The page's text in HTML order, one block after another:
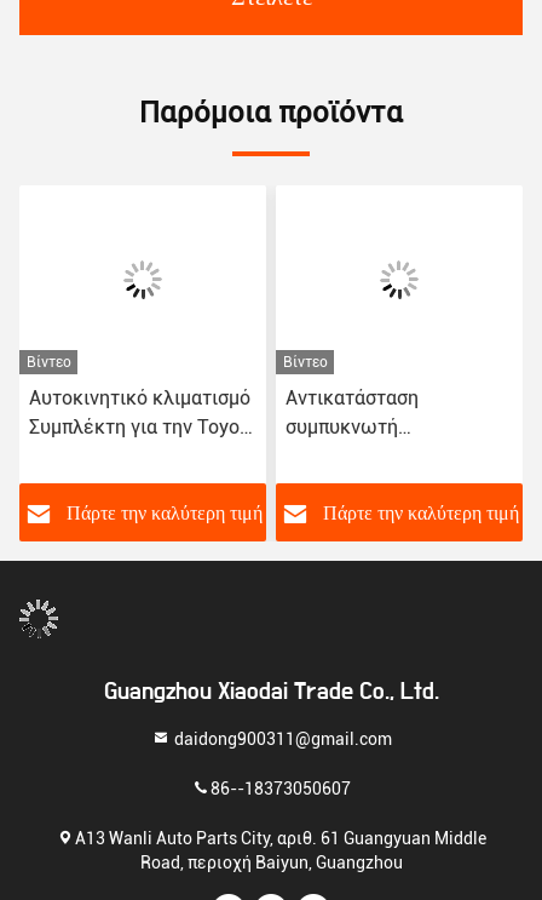
Παρόμοια προϊόντα
Βίντεο
Αντικατάσταση
συμπυκνωτή
για Toyota Corolla 2003
PV6
Πάρτε την καλύτερη τιμή
Βίντεο
Αντικατάσταση
συμπλέκτη συμπυκνωτή
ρεύματος 12V για την
Suzuki 4PK
Πάρτε την καλύτερη τιμή
Guangzhou Xiaodai Trade Co., Ltd.
daidong900311@gmail.com
86--18373050607
Α13 Wanli Auto Parts City, αριθ. 61 Guangyuan Middle
Road, περιοχή Baiyun, Guangzhou